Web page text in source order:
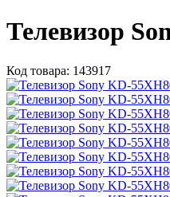
Телевизор
Код товара: 143917